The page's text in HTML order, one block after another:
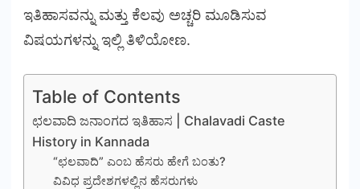
ಇತಿಹಾಸವನ್ನು ಮತ್ತು ಕೆಲವು ಅಚ್ಚರಿ ಮೂಡಿಸುವ
ವಿಷಯಗಳನ್ನು ಇಲ್ಲಿ ತಿಳಿಯೋಣ.
Table of Contents
ಛಲವಾದಿ ಜನಾಂಗದ ಇತಿಹಾಸ | Chalavadi Caste
History in Kannada
“ಛಲವಾದಿ” ಎಂಬ ಹೆಸರು ಹೇಗೆ ಬಂತು?
ವಿವಿಧ ಪ್ರದೇಶಗಳಲ್ಲಿನ ಹೆಸರುಗಳು